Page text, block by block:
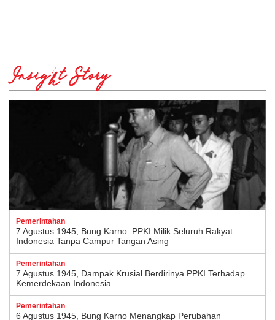
Insight Story
Pemerintahan
7 Agustus 1945, Bung Karno: PPKI Milik Seluruh Rakyat
Indonesia Tanpa Campur Tangan Asing
Pemerintahan
7 Agustus 1945, Dampak Krusial Berdirinya PPKI Terhadap
Kemerdekaan Indonesia
Pemerintahan
6 Agustus 1945, Bung Karno Menangkap Perubahan